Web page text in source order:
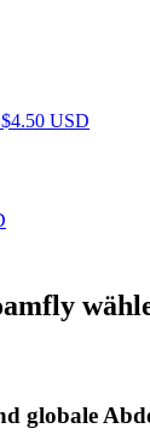
$4.50 USD
globale